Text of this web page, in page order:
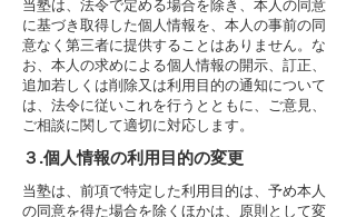
当塾は、法令で定める場合を除き、本人の同意
に基づき取得した個人情報を、本人の事前の同
意なく第三者に提供することはありません。な
お、本人の求めによる個人情報の開示、訂正、
追加若しくは削除又は利用目的の通知について
は、法令に従いこれを行うとともに、ご意見、
ご相談に関して適切に対応します。
３.個人情報の利用目的の変更
当塾は、前項で特定した利用目的は、予め本人
の同意を得た場合を除くほかは、原則として変